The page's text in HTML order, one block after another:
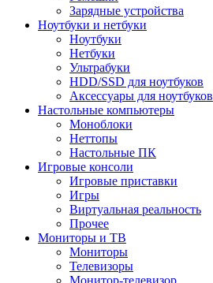
Зарядные устройства
Ноутбуки и нетбуки
Ноутбуки
Нетбуки
Ультрабуки
HDD/SSD для ноутбуков
Аксессуары для ноутбуков
Настольные компьютеры
Моноблоки
Неттопы
Настольные ПК
Игровые консоли
Игровые приставки
Игры
Виртуальная реальность
Прочее
Мониторы и ТВ
Мониторы
Телевизоры
Монитор-телевизор